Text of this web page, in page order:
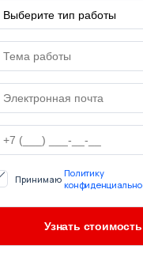
Принимаю Политику